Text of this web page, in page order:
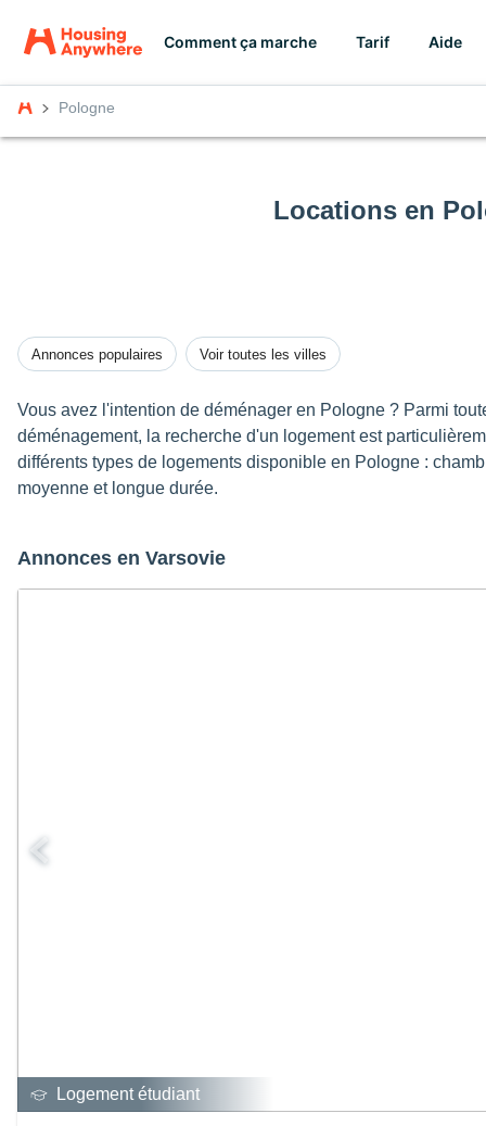
Comment ça marche Tarif Aide
Pologne
Locations en
Annonces populaires Voir toutes les villes
Vous avez l'intention de déménager en Pologne ? Parmi
déménagement, la recherche d'un logement est
différents types de logements disponible en Pologne :
moyenne et longue durée.
Annonces en Varsovie
Logement étudiant